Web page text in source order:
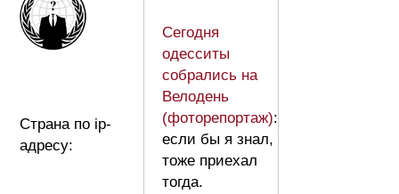
Страна по ip-
адресу:
Сегодня
одесситы
собрались на
Велодень
(фоторепортаж):
если бы я знал,
тоже приехал
тогда.